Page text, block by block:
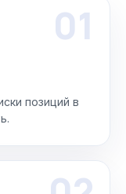
01
позиций в